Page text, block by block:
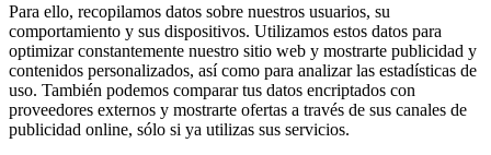
Para ello, recopilamos datos sobre nuestros usuarios, su
comportamiento y sus dispositivos. Utilizamos estos datos para
optimizar constantemente nuestro sitio web y mostrarte publicidad y
contenidos personalizados, así como para analizar las estadísticas de
uso. También podemos comparar tus datos encriptados con
proveedores externos y mostrarte ofertas a través de sus canales de
publicidad online, sólo si ya utilizas sus servicios.